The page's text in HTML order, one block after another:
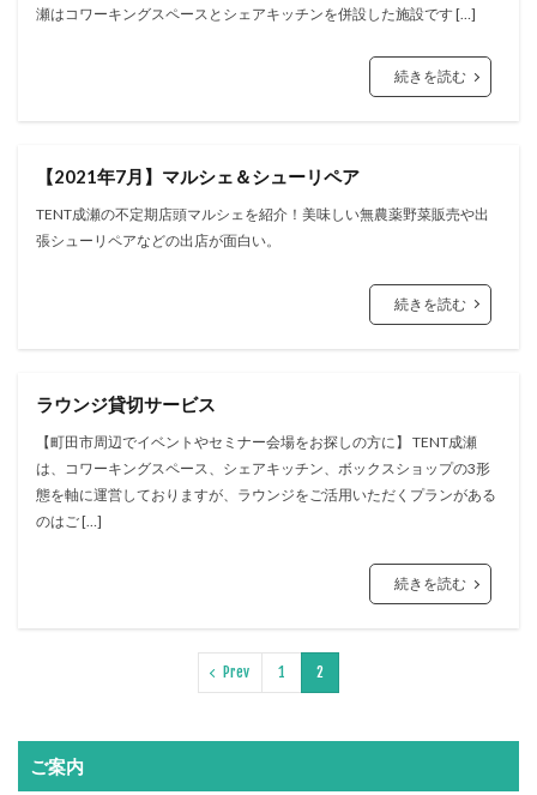
瀬はコワーキングスペースとシェアキッチンを併設した施設です […]
続きを読む
【2021年7月】マルシェ＆シューリペア
TENT成瀬の不定期店頭マルシェを紹介！美味しい無農薬野菜販売や出
張シューリペアなどの出店が面白い。
続きを読む
ラウンジ貸切サービス
【町田市周辺でイベントやセミナー会場をお探しの方に】 TENT成瀬
は、コワーキングスペース、シェアキッチン、ボックスショップの3形
態を軸に運営しておりますが、ラウンジをご活用いただくプランがある
のはご […]
続きを読む
Prev 1 2
ご案内